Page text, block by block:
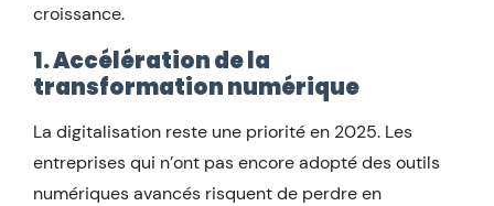
croissance.
1. Accélération de la
transformation numérique
La digitalisation reste une priorité en 2025. Les
entreprises qui n’ont pas encore adopté des outils
numériques avancés risquent de perdre en